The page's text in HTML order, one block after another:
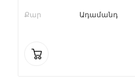
Քար Ադամանդ